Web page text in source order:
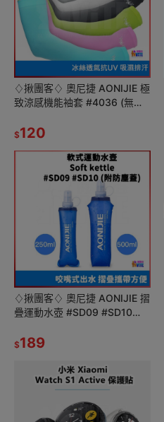
♢揪團客♢ 奧尼捷 AONIJIE 極
致涼感機能袖套 #4036 (無指
氣舒適
$120
♢揪團客♢ 奧尼捷 AONIJIE 摺
疊運動水壺 #SD09 #SD10
山 露營
$189